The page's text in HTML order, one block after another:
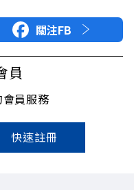
關注FB
員
員服務
快速註冊